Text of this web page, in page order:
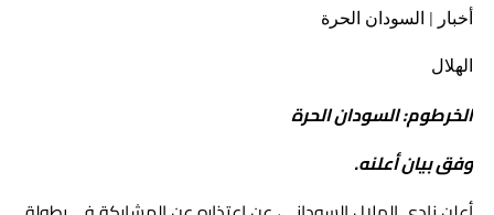
أخبار | السودان الحرة
الهلال
الخرطوم: السودان الحرة
وفق بيان أعلنه.